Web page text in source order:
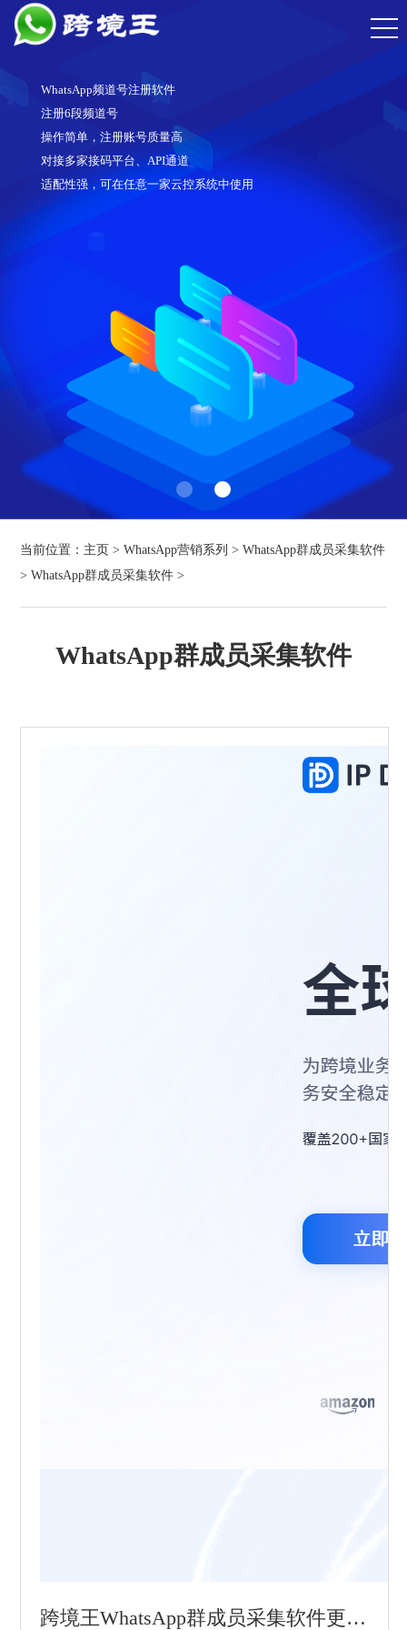
WhatsApp频道号注册软件
注册6段频道号
操作简单，注册账号质量高
对接多家接码平台、API通道
适配性强，可在任意一家云控系统中使用
当前位置： 主页 >WhatsApp营销系列 >WhatsApp群成员采集软件
>WhatsApp群成员采集软件 >
WhatsApp群成员采集软件
跨境王WhatsApp群成员采集软件更新到V6.22